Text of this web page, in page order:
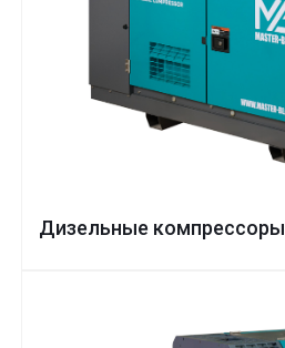
Дизельные компрессоры